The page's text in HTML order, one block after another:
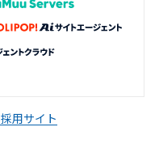
採用サイト